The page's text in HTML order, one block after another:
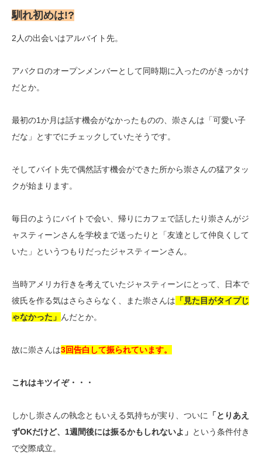
馴れ初めは!?
2人の出会いはアルバイト先。
アバクロのオープンメンバーとして同時期に入ったのがきっかけ
だとか。
最初の1か月は話す機会がなかったものの、崇さんは「可愛い子
だな」とすでにチェックしていたそうです。
そしてバイト先で偶然話す機会ができた所から崇さんの猛アタッ
クが始まります。
毎日のようにバイトで会い、帰りにカフェで話したり崇さんがジ
ャスティーンさんを学校まで送ったりと「友達として仲良くして
いた」というつもりだったジャスティーンさん。
当時アメリカ行きを考えていたジャスティーンにとって、日本で
彼氏を作る気はさらさらなく、また崇さんは 「見た目がタイプじ
ゃなかった」 んだとか。
故に崇さんは3回告白して振られています。
これはキツイぞ・・・
しかし崇さんの執念ともいえる気持ちが実り、ついに 「とりあえ
ずOKだけど、1週間後には振るかもしれないよ」 という条件付き
で交際成立。